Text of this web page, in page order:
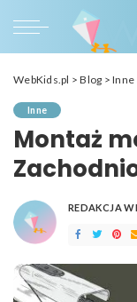
WebKids.pl >Blog >Inne
Inne
Montaż
POSTED
REDAKCJA